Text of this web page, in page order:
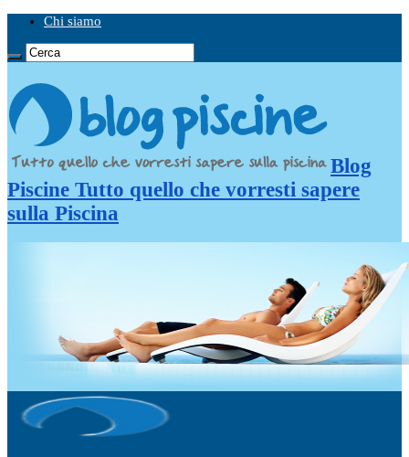
Chi siamo
Blog
Piscine Tutto quello che vorresti sapere
sulla Piscina